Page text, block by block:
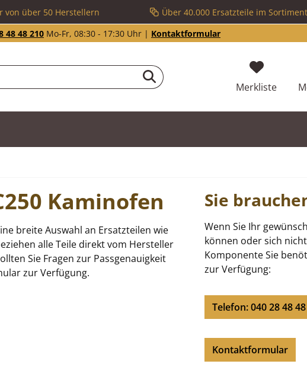
von über 50 Herstellern Über 40.000 Ersatzteile im Sortiment
48 48 210 Mo-Fr, 08:30 - 17:30 Uhr | Kontaktformular
MerklisteDu
Kaminofen
breite Auswahl an Ersatzteilen wie
alle Teile direkt vom Hersteller
Sie Fragen zur Passgenauigkeit
zur Verfügung.
Sie
Wenn Sie Ihr
können oder sich
Komponente Sie
zur Verfügung:
Telefon: 040 28 48
Kontaktformular